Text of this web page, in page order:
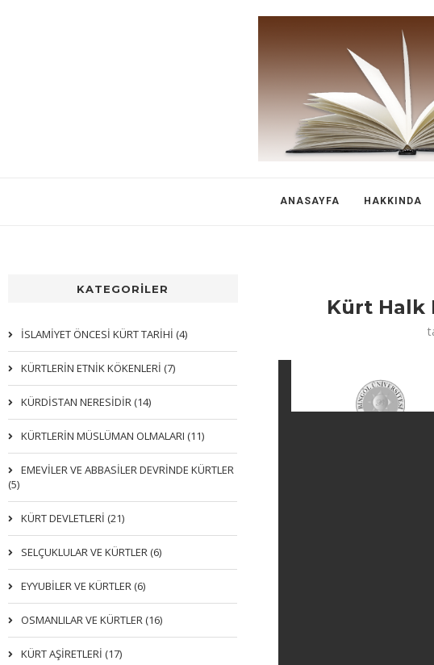
ANASAYFA HAKKINDA
Kürt Halk
KATEGORİLER
İSLAMİYET ÖNCESİ KÜRT TARİHİ (4)
KÜRTLERIN ETNIK KÖKENLERI (7)
KÜRDİSTAN NERESİDİR (14)
KÜRTLERİN MÜSLÜMAN OLMALARI (11)
EMEVİLER VE ABBASİLER DEVRİNDE KÜRTLER
(5)
KÜRT DEVLETLERİ (21)
SELÇUKLULAR VE KÜRTLER (6)
EYYUBİLER VE KÜRTLER (6)
OSMANLILAR VE KÜRTLER (16)
KÜRT AŞİRETLERİ (17)